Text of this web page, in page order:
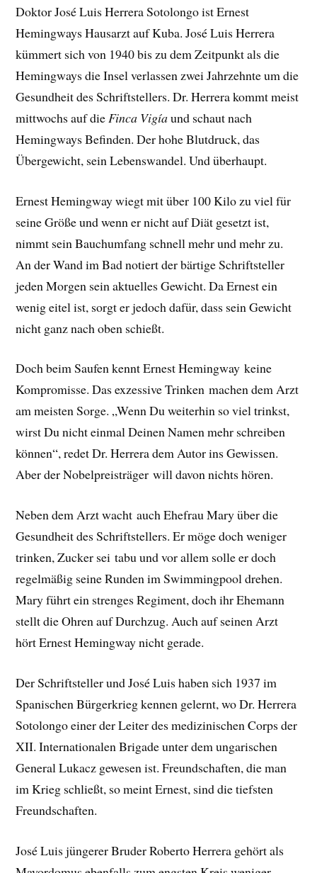
Doktor José Luis Herrera Sotolongo ist Ernest
Hemingways Hausarzt auf Kuba. José Luis Herrera
kümmert sich von 1940 bis zu dem Zeitpunkt als die
Hemingways die Insel verlassen zwei Jahrzehnte um die
Gesundheit des Schriftstellers. Dr. Herrera kommt meist
mittwochs auf dieFinca Vigíaund schaut nach
Hemingways Befinden. Der hohe Blutdruck, das
Übergewicht, sein Lebenswandel. Und überhaupt.
Ernest Hemingway wiegt mit über 100 Kilo zu viel für
seine Größe und wenn er nicht auf Diät gesetzt ist,
nimmt sein Bauchumfang schnell mehr und mehr zu.
An der Wand im Bad notiert der bärtige Schriftsteller
jeden Morgen sein aktuelles Gewicht. Da Ernest ein
wenig eitel ist, sorgt er jedoch dafür, dass sein Gewicht
nicht ganz nach oben schießt.
Doch beim Saufen kennt Ernest Hemingway keine
Kompromisse. Das exzessive Trinken machen dem Arzt
am meisten Sorge. „Wenn Du weiterhin so viel trinkst,
wirst Du nicht einmal Deinen Namen mehr schreiben
können“, redet Dr. Herrera dem Autor ins Gewissen.
Aber der Nobelpreisträger will davon nichts hören.
Neben dem Arzt wacht auch Ehefrau Mary über die
Gesundheit des Schriftstellers. Er möge doch weniger
trinken, Zucker sei tabu und vor allem solle er doch
regelmäßig seine Runden im Swimmingpool drehen.
Mary führt ein strenges Regiment, doch ihr Ehemann
stellt die Ohren auf Durchzug. Auch auf seinen Arzt
hört Ernest Hemingway nicht gerade.
Der Schriftsteller und José Luis haben sich 1937 im
Spanischen Bürgerkrieg kennen gelernt, wo Dr. Herrera
Sotolongo einer der Leiter des medizinischen Corps der
XII. Internationalen Brigade unter dem ungarischen
General Lukacz gewesen ist. Freundschaften, die man
im Krieg schließt, so meint Ernest, sind die tiefsten
Freundschaften.
José Luis jüngerer Bruder Roberto Herrera gehört als